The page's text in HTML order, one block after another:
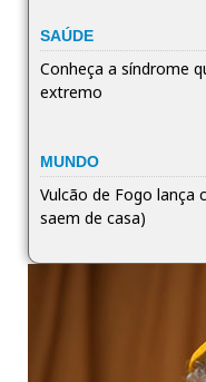
SAÚDE
Conheça a síndrome
extremo
MUNDO
Vulcão de Fogo lança
saem de casa)